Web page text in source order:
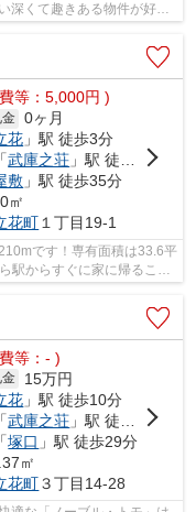
深くて趣きある物件が好き
等：5,000円 )
0ヶ月
花 」駅 徒歩3分
「武庫之荘 」駅 徒歩25分
敷 」駅 徒歩35分
㎡
花町 １丁目19-1
です！専有面積は33.6平
駅からすぐに家に帰ること
等：- )
15万円
花 」駅 徒歩10分
「武庫之荘 」駅 徒歩15分
「塚口 」駅 徒歩29分
㎡
花町３丁目14-28